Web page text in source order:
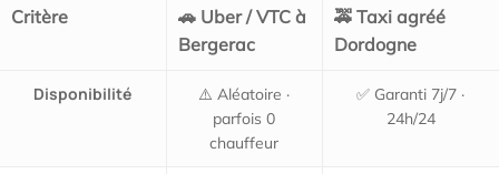
Critère
🚗 Uber / VTC à
Bergerac
🚕 Taxi agréé
Dordogne
Disponibilité
⚠️ Aléatoire ·
parfois 0
chauffeur
✅ Garanti 7j/7 ·
24h/24